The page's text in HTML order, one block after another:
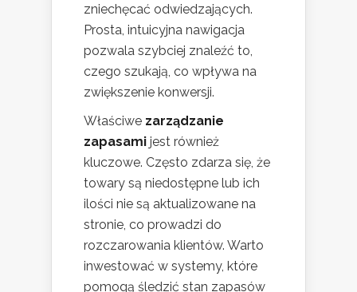
zniechęcać odwiedzających.
Prosta, intuicyjna nawigacja
pozwala szybciej znaleźć to,
czego szukają, co wpływa na
zwiększenie konwersji.
Właściwe zarządzanie
zapasami jest również
kluczowe. Często zdarza się, że
towary są niedostępne lub ich
ilości nie są aktualizowane na
stronie, co prowadzi do
rozczarowania klientów. Warto
inwestować w systemy, które
pomogą śledzić stan zapasów